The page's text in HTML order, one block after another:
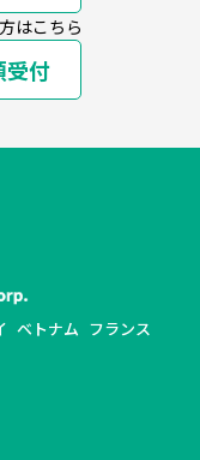
受付
はこちら
ベトナム フランス